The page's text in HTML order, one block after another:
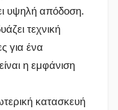
υψηλή απόδοση.
τεχνική
για ένα
η εμφάνιση
κατασκευή